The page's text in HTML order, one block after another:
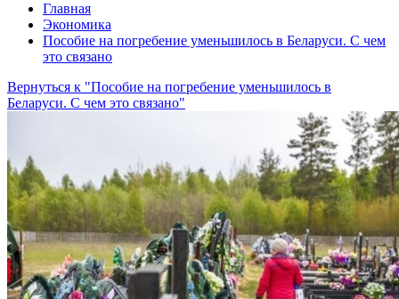
Главная
Экономика
Пособие на погребение уменьшилось в Беларуси. С чем
это связано
Вернуться к "Пособие на погребение уменьшилось в
Беларуси. С чем это связано"